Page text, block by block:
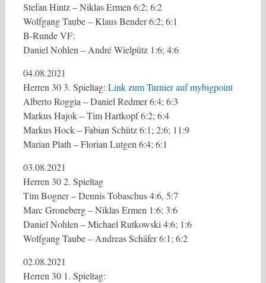
Stefan Hintz – Niklas Ermen 6:2; 6:2
Wolfgang Taube – Klaus Bender 6:2; 6:1
B-Runde VF:
Daniel Nohlen – André Wielpütz 1:6; 4:6
04.08.2021
Herren 30 3. Spieltag: Link zum Turnier auf mybigpoint
Alberto Roggia – Daniel Redmer 6:4; 6:3
Markus Hajok – Tim Hartkopf 6:2; 6:4
Markus Hock – Fabian Schütz 6:1; 2:6; 11:9
Marian Plath – Florian Lutgen 6:4; 6:1
03.08.2021
Herren 30 2. Spieltag
Tim Bogner – Dennis Tobaschus 4:6, 5:7
Marc Groneberg – Niklas Ermen 1:6; 3:6
Daniel Nohlen – Michael Rutkowski 4:6; 1:6
Wolfgang Taube – Andreas Schäfer 6:1; 6:2
02.08.2021
Herren 30 1. Spieltag: